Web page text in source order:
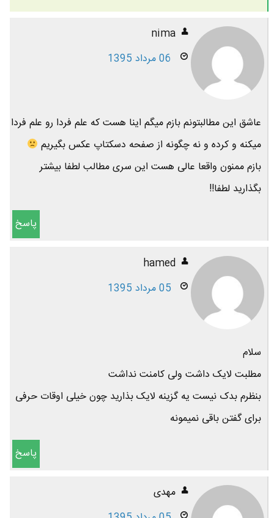
nima
06 مرداد 1395
عاشق این مطالبتونم بازم میگم اینا هست که علم فردا رو علم فردا
میکنه و کرده و نه چگونه از صفحه دسکتاپ عکس بگیریم
بازم ممنون واقعا عالی هست این سری مطالب لطفا بیشتر
بگذارید لطفا!!
پاسخ
hamed
05 مرداد 1395
سلام
مطلبت لایک داشت ولی کامنت نداشت
بنظرم بدک نیست یه گزینه لایک بذارید چون خیلی اوقات حرفی
برای گفتن باقی نمیمونه
پاسخ
مهدی